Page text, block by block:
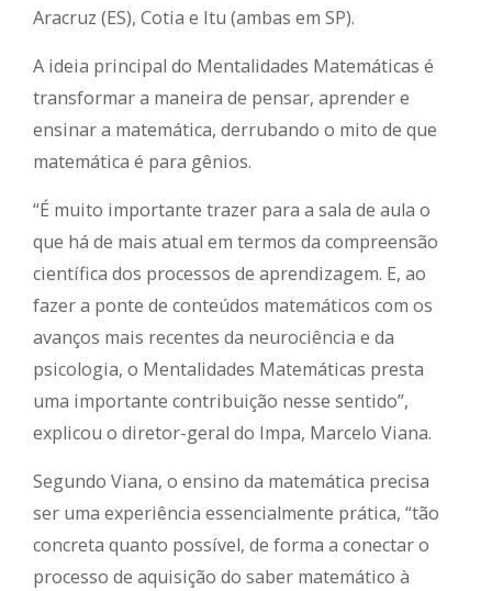
Aracruz (ES), Cotia e Itu (ambas em SP).
A ideia principal do Mentalidades Matemáticas é
transformar a maneira de pensar, aprender e
ensinar a matemática, derrubando o mito de que
matemática é para gênios.
“É muito importante trazer para a sala de aula o
que há de mais atual em termos da compreensão
científica dos processos de aprendizagem. E, ao
fazer a ponte de conteúdos matemáticos com os
avanços mais recentes da neurociência e da
psicologia, o Mentalidades Matemáticas presta
uma importante contribuição nesse sentido”,
explicou o diretor-geral do Impa, Marcelo Viana.
Segundo Viana, o ensino da matemática precisa
ser uma experiência essencialmente prática, “tão
concreta quanto possível, de forma a conectar o
processo de aquisição do saber matemático à